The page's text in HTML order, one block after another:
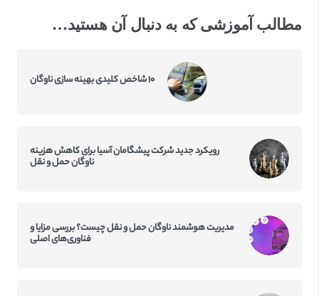
مطالب آموزشی که به دنبال آن هستید…
۱۰ شاخص کلیدی بهینه سازی ناوگان
رویکرد جدید شرکت پیشگامان آسیا برای کاهش هزینه
ناوگان حمل و نقل
مدیریت هوشمند ناوگان حمل و نقل چیست؟ بررسی مزایا و
فناوری‌های اصلی